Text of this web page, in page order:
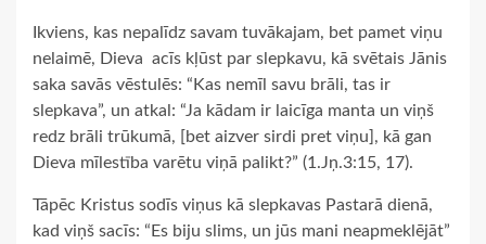
Ikviens, kas nepalīdz savam tuvākajam, bet pamet viņu
nelaimē, Dieva acīs kļūst par slepkavu, kā svētais Jānis
saka savās vēstulēs: “Kas nemīl savu brāli, tas ir
slepkava”, un atkal: “Ja kādam ir laicīga manta un viņš
redz brāli trūkumā, [bet aizver sirdi pret viņu], kā gan
Dieva mīlestība varētu viņā palikt?” (1.Jņ.3:15, 17).
Tāpēc Kristus sodīs viņus kā slepkavas Pastarā dienā,
kad viņš sacīs: “Es biju slims, un jūs mani neapmeklējāt”